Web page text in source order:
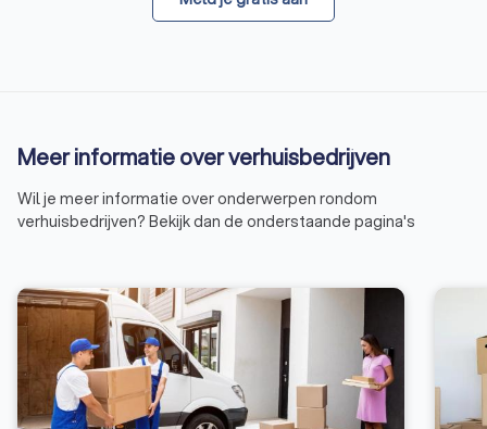
Meer informatie over verhuisbedrijven
Wil je meer informatie over onderwerpen rondom
verhuisbedrijven? Bekijk dan de onderstaande pagina's